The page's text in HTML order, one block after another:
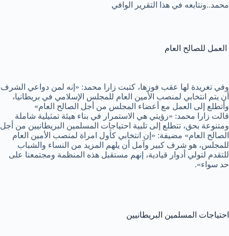
محمد..ونتابعه في هذا التقرير الوافي
العمل للصالح العام
وفي تغريدة لها عقب فوزها، كتبت زارا محمد: «إنه لمن دواعي الشرف
أن يتم انتخابي لمنصب الأمين العام للمجلس الإسلامي في بريطانيا،
وأتطلع إلى العمل مع أعضاء المجلس من أجل الصالح العام»
قالت زارا محمد: «رؤيتي هي الاستمرار في بناء هيئة تمثيلية شاملة
ومتنوعة بحق، تتطلع إلى تلبية احتياجات المسلمين البريطانيين من أجل
الصالح العام» مضيفة: «إن انتخابي كأول امراة لمنصب الأمين العام
للمجلس، هو شرف كبير وآمل أن يلهم المزيد من النساء والشباب
للتقدم لتولي أدوار قيادية، إنهم مستقبل هذه المنظمة ومجتمعنا على
حد سواء».
احتياجات المسلمين البريطانيين